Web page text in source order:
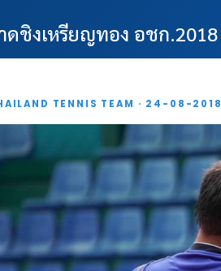
ชิงเหรียญทอง อชก.2018
TENNIS TEAM · 24-08-2018